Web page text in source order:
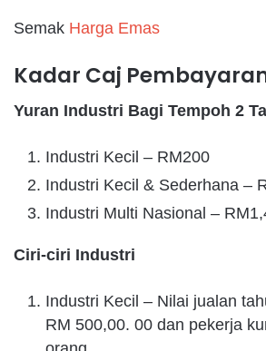
Semak Harga Emas
Kadar Caj
Yuran Industri Bagi Tempoh 2
Industri Kecil – RM200
Industri Kecil & Sederhana –
Industri Multi Nasional –
Ciri-ciri Industri
Industri Kecil – Nilai jualan
RM 500,00. 00 dan pekerja